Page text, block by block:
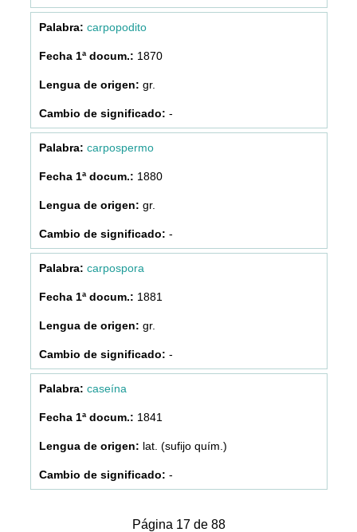
carpopodito
1870
gr.
-
carpospermo
1880
gr.
-
carpospora
1881
gr.
-
caseína
1841
lat. (sufijo quím.)
-
Página 17 de 88